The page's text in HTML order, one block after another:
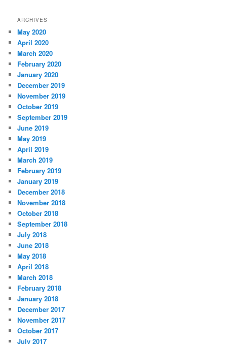
ARCHIVES
May 2020
April 2020
March 2020
February 2020
January 2020
December 2019
November 2019
October 2019
September 2019
June 2019
May 2019
April 2019
March 2019
February 2019
January 2019
December 2018
November 2018
October 2018
September 2018
July 2018
June 2018
May 2018
April 2018
March 2018
February 2018
January 2018
December 2017
November 2017
October 2017
July 2017